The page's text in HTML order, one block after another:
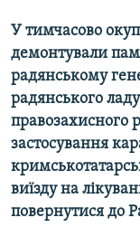
У тимчасово
демонтували
радянському
радянського
правозахисного
застосування
виїзду на
повернутися до